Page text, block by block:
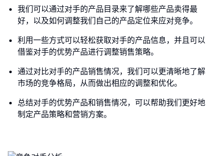
我们可以通过对手的产品目录来了解哪些产品卖得最
好，以及如何调整我们自己的产品定位来应对竞争。
利用一些方式可以轻松获取对手的产品信息，并且可以
借鉴对手的优势产品进行调整销售策略。
通过对比对手的产品销售情况，我们可以更清晰地了解
市场的竞争格局，从而做出相应的调整和优化。
总结对手的优势产品和销售情况，可以帮助我们更好地
制定产品策略和营销方案。